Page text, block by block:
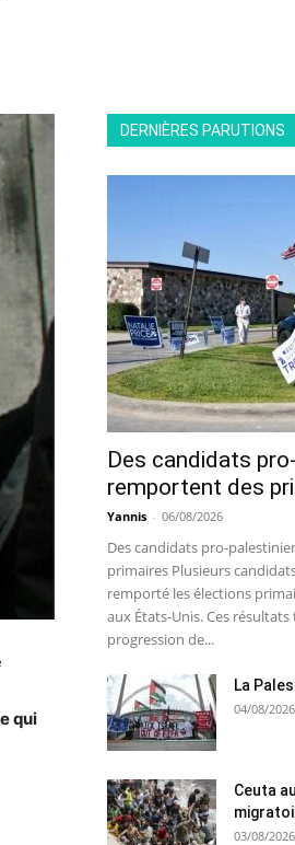
qui
DERNIÈRES PARUTIONS
Des candidats
remportent des
Yannis - 06/08/2026
Des candidats pro-
primaires Plusieurs
remporté les élections
aux États-Unis. Ces
progression de...
La
04/08/2026
Ceuta
03/08/2026